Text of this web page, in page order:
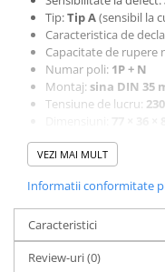
Tip:Tip A(sensibil la
Caracteristica de
Capacitate de rupere
Numar poli: 1P + N
Montaj: sina DIN 35
Tensiune de lucru:
Masa neta:0,21 kg
Consum putere /
Standard produse:
suprasarcina)
Aplicatii:
Protectie integrata
distributie electrica,
VEZI MAI MULT
Informatii conformitate
Caracteristici
Review-uri(0)